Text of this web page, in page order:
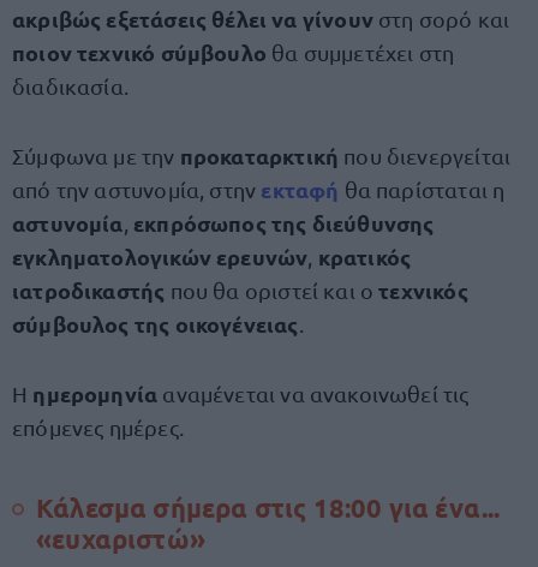
ακριβώς εξετάσεις θέλει να γίνουνστη σορό και
ποιον τεχνικό σύμβουλο θα συμμετέχει στη
διαδικασία.
Σύμφωνα με την προκαταρκτική που διενεργείται
από την αστυνομία, στην εκταφή θα παρίσταται η
αστυνομία εκπρόσωπος της διεύθυνσης
εγκληματολογικών ερευνών κρατικός
ιατροδικαστής που θα οριστεί και οτεχνικός
σύμβουλος της οικογένειας
Η ημερομηνία αναμένεται να ανακοινωθεί τις
επόμενες ημέρες.
Κάλεσμα σήμερα στις 18:00 για ένα...
«ευχαριστώ»